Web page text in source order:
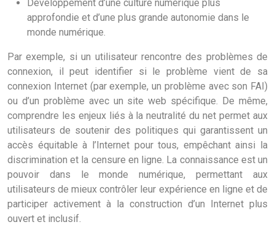
Développement d’une culture numérique plus
approfondie et d’une plus grande autonomie dans le
monde numérique.
Par exemple, si un utilisateur rencontre des problèmes de
connexion, il peut identifier si le problème vient de sa
connexion Internet (par exemple, un problème avec son FAI)
ou d’un problème avec un site web spécifique. De même,
comprendre les enjeux liés à la neutralité du net permet aux
utilisateurs de soutenir des politiques qui garantissent un
accès équitable à l’Internet pour tous, empêchant ainsi la
discrimination et la censure en ligne. La connaissance est un
pouvoir dans le monde numérique, permettant aux
utilisateurs de mieux contrôler leur expérience en ligne et de
participer activement à la construction d’un Internet plus
ouvert et inclusif.